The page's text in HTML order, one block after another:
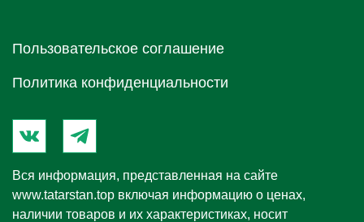
Пользовательское соглашение
Политика конфиденциальности
Вся информация, представленная на сайте
www.tatarstan.top включая информацию о ценах,
наличии товаров и их характеристиках, носит